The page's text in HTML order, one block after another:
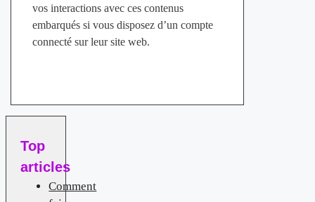
vos interactions avec ces contenus
embarqués si vous disposez d’un compte
connecté sur leur site web.
Top
articles
Comment